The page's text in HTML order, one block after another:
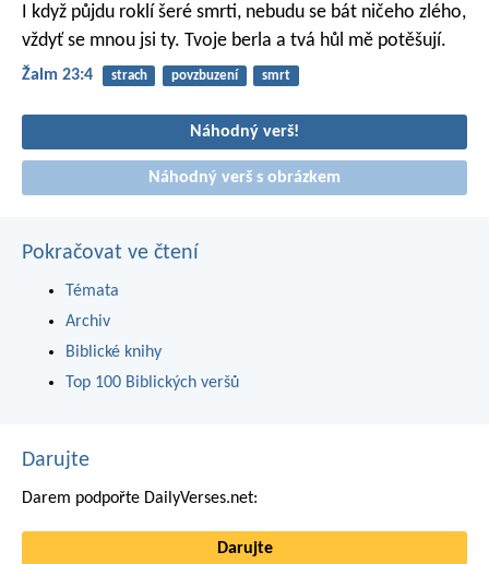
I když půjdu roklí šeré smrti, nebudu se bát ničeho zlého,
vždyť se mnou jsi ty. Tvoje berla a tvá hůl mě potěšují.
Žalm 23:4 strach povzbuzení smrt
Náhodný verš!
Náhodný verš s obrázkem
Pokračovat ve čtení
Témata
Archiv
Biblické knihy
Top 100 Biblických veršů
Darujte
Darem podpořte DailyVerses.net:
Darujte